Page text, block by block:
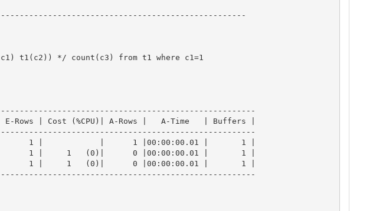
t1(c2)) */ count(c3) from t1 where c1=1
| Cost (%CPU)| A-Rows |   A-Time   | Buffers |
|      1 |            |      1 |00:00:00.01 |       1 |
1 |      1 |     1   (0)|      0 |00:00:00.01 |       1 |
1 |      1 |     1   (0)|      0 |00:00:00.01 |       1 |